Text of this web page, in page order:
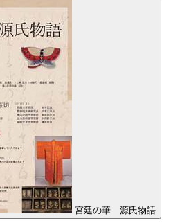
宮廷の華 源氏物語